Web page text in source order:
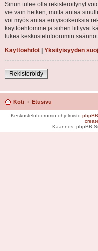
Sinun tulee olla rekisteröitynyt
vie vain hetken, mutta antaa
voi myös antaa erityisoikeuksia
käyttöehtomme ja siihen liittyvät
lukea keskustelufoorumin säännöt.
Käyttöehdot | Yksityisyyden
Rekisteröidy
Koti Etusivu
Keskustelufoorumin ohjelmisto phpBB
Käännös: phpBB